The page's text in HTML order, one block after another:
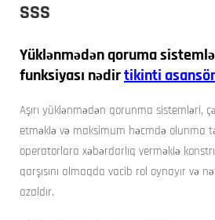
SSS
Yüklənmədən qoruma
funksiyası nədirtikinti
Aşırı yüklənmədən qorunma sistemləri,
etməklə və maksimum həcmdə olunma
operatorlara xəbərdarlıq verməklə
qarşısını almaqda vacib rol oynayır və
azaldır.